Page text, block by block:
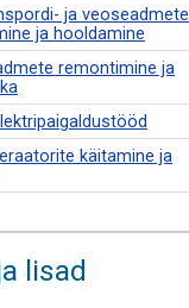
ja veoseadmete
ja hooldamine
remontimine ja
käitamine ja
lisad